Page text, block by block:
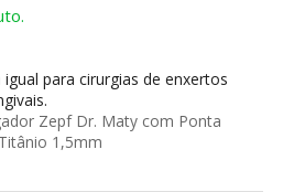
para cirurgias de enxertos
Zepf Dr. Maty com Ponta
1,5mm